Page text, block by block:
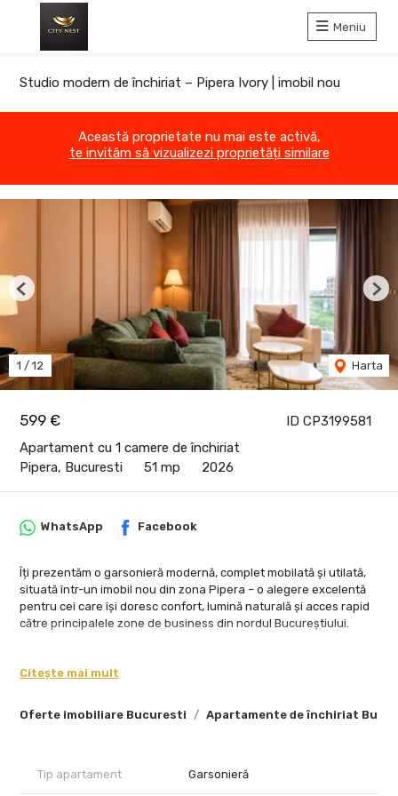
Meniu
Studio modern de închiriat – Pipera Ivory | imobil nou
Această proprietate nu mai este activă,
te invităm să vizualizezi proprietăți similare
ID CP3199581
599 €
Apartament cu 1 camere de închiriat
Pipera, Bucuresti
51 mp 2026
1 / 12 Harta
Previous
Oferte imobiliare Bucuresti Apartamente de închiriat
WhatsApp Facebook
Îți prezentăm o garsonieră modernă, complet mobilată și utilată,
situată într-un imobil nou din zona Pipera – o alegere excelentă
pentru cei care își doresc confort, lumină naturală și acces rapid
către principalele zone de business din nordul Bucureștiului.
calitate și mobilier nou, fiind pregătită pentru mutare imediată.
Compartimentare eficientă, cu zonă de living și dormitor integrată
armonios
Citește mai mult
Tip apartament Garsonieră